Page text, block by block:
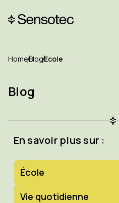
HomeBlogEcole
Blog
En savoir plus sur :
École
Vie quotidienne